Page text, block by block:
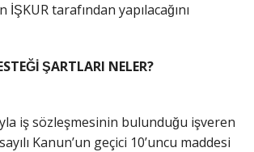
İŞKUR tarafından yapılacağını
ŞARTLARI NELER?
iş sözleşmesinin bulunduğu işveren
Kanun’un geçici 10’uncu maddesi